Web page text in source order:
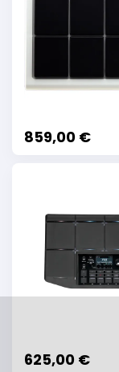
859,00 €
625,00 €